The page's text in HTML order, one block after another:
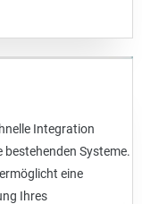
Integration
Systeme.
eine
Ihres